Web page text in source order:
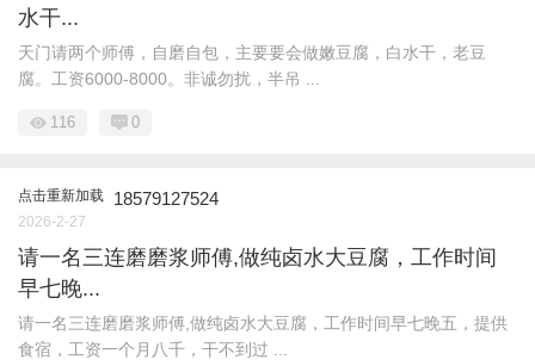
水干...
天门请两个师傅，自磨自包，主要要会做嫩豆腐，白水干，老豆
腐。工资6000-8000。非诚勿扰，半吊 ...
116 0
点击重新加载 18579127524
2026-2-27
请一名三连磨磨浆师傅,做纯卤水大豆腐，工作时间
早七晚...
请一名三连磨磨浆师傅,做纯卤水大豆腐，工作时间早七晚五，提供
食宿，工资一个月八千，干不到过 ...